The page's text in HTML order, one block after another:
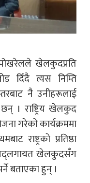
खेलकुदप्रति
दिँदै त्यस निम्ति
नै उनीहरूलाई
। राष्ट्रिय खेलकुद
गरेको कार्यक्रममा
राष्ट्रको प्रतिष्ठा
खेलकुदसँग
बताएका हुन् ।